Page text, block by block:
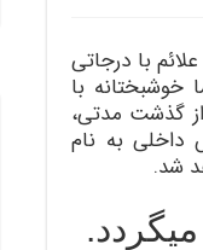
با درجاتی
خوشبختانه با
گذشت مدتی،
داخلی به نام
شد.